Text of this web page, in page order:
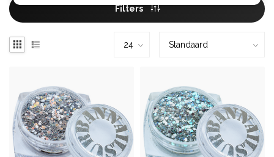
Filters